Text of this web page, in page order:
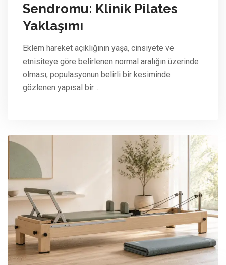
Sendromu: Klinik Pilates
Yaklaşımı
Eklem hareket açıklığının yaşa, cinsiyete ve
etnisiteye göre belirlenen normal aralığın üzerinde
olması, populasyonun belirli bir kesiminde
gözlenen yapısal bir…